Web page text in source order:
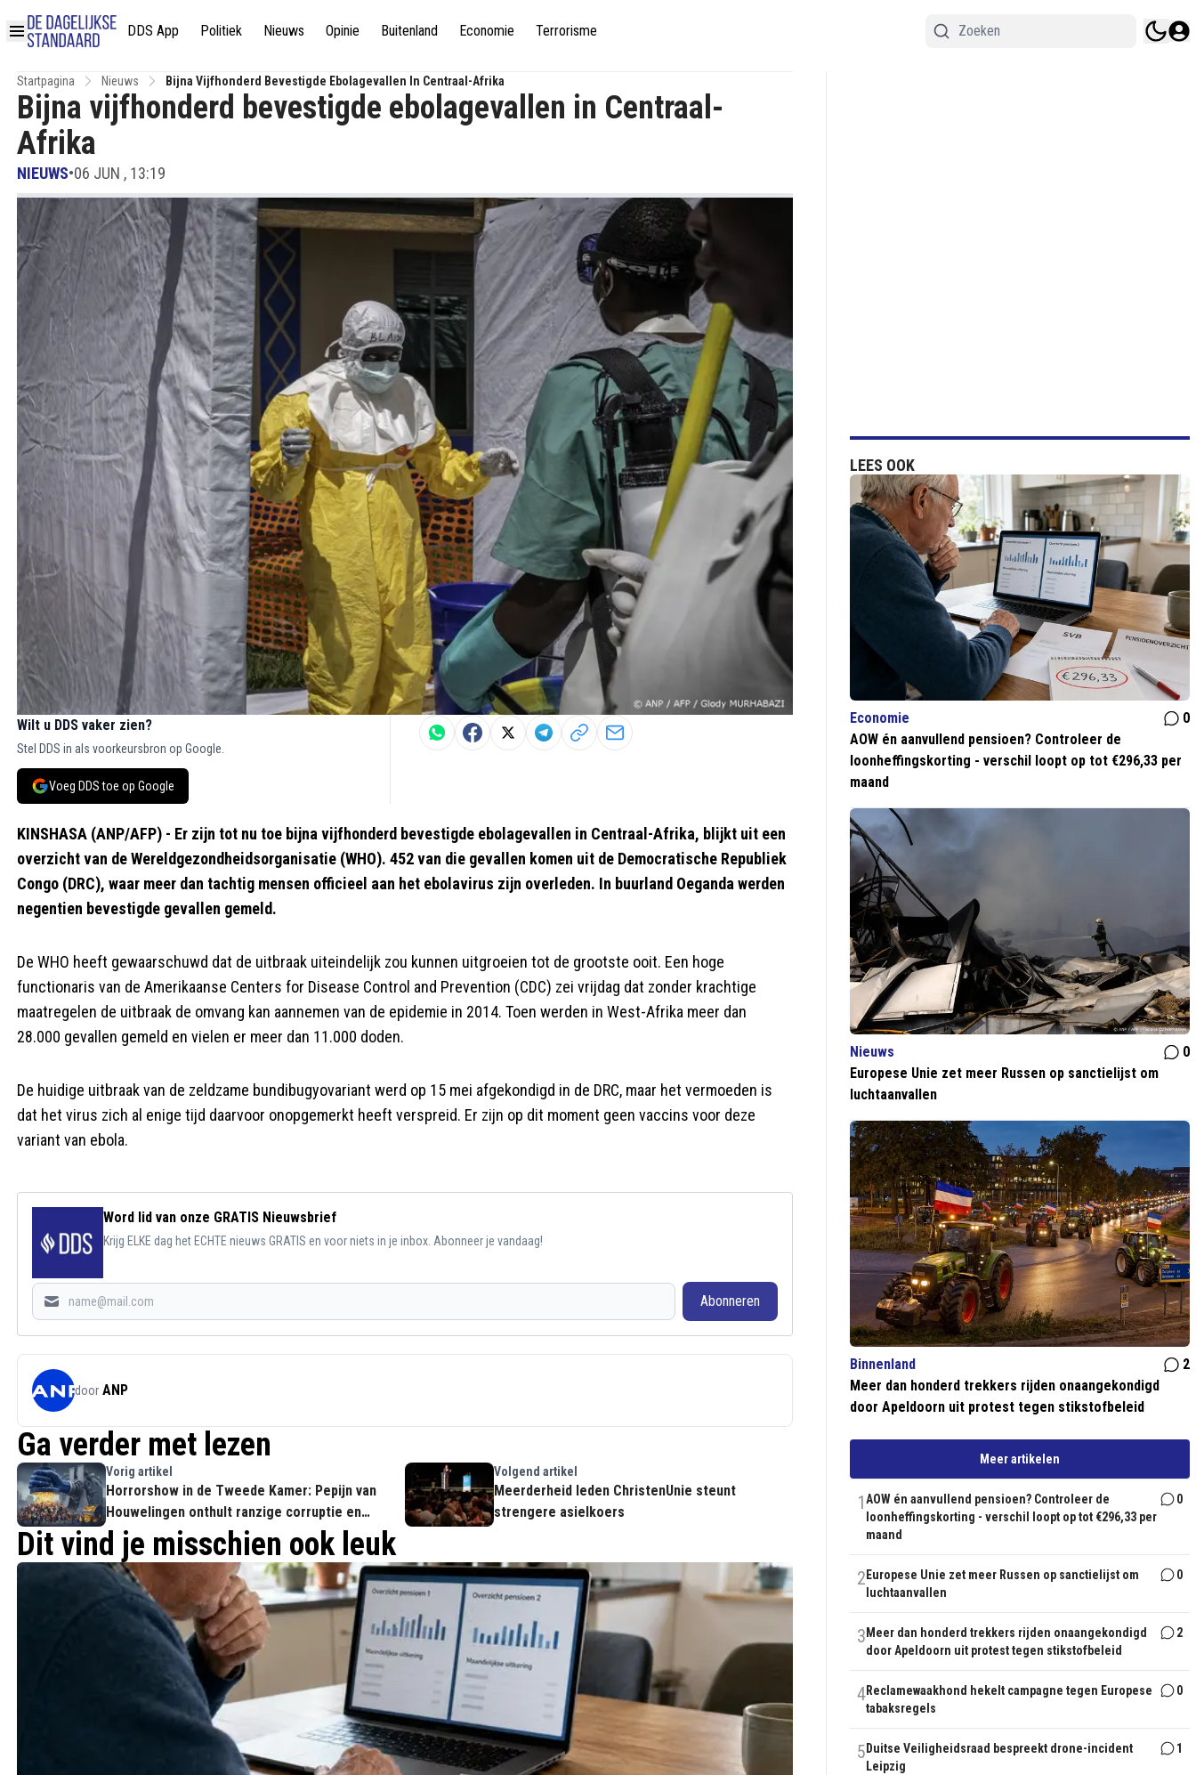
DDS App Politiek Nieuws Opinie Buitenland Economie Terrorisme
Startpagina Nieuws Bijna Vijfhonderd Bevestigde Ebolagevallen In Centraal-Afrika
Bijna vijfhonderd bevestigde ebolagevallen in Centraal-
Afrika
NIEUWS•06 JUN , 13:19
Wilt u DDS vaker zien?
Stel DDS in als voorkeursbron op Google.
Voeg DDS toe op Google
KINSHASA (ANP/AFP) - Er zijn tot nu toe bijna vijfhonderd bevestigde ebolagevallen in Centraal-Afrika, blijkt uit een
overzicht van de Wereldgezondheidsorganisatie (WHO). 452 van die gevallen komen uit de Democratische Republiek
Congo (DRC), waar meer dan tachtig mensen officieel aan het ebolavirus zijn overleden. In buurland Oeganda werden
negentien bevestigde gevallen gemeld.
De WHO heeft gewaarschuwd dat de uitbraak uiteindelijk zou kunnen uitgroeien tot de grootste ooit. Een hoge
functionaris van de Amerikaanse Centers for Disease Control and Prevention (CDC) zei vrijdag dat zonder krachtige
maatregelen de uitbraak de omvang kan aannemen van de epidemie in 2014. Toen werden in West-Afrika meer dan
28.000 gevallen gemeld en vielen er meer dan 11.000 doden.
De huidige uitbraak van de zeldzame bundibugyovariant werd op 15 mei afgekondigd in de DRC, maar het vermoeden is
dat het virus zich al enige tijd daarvoor onopgemerkt heeft verspreid. Er zijn op dit moment geen vaccins voor deze
variant van ebola.
Word lid van onze GRATIS Nieuwsbrief
Krijg ELKE dag het ECHTE nieuws GRATIS en voor niets in je inbox. Abonneer je vandaag!
Abonneren
door ANP
Ga verder met lezen
Vorig artikel
Horrorshow in de Tweede Kamer: Pepijn van
Houwelingen onthult ranzige corruptie en
chantage met EU-geld
Volgend artikel
Meerderheid leden ChristenUnie steunt
strengere asielkoers
Dit vind je misschien ook leuk
LEES OOK
Economie
0
AOW én aanvullend pensioen? Controleer de
loonheffingskorting - verschil loopt op tot €296,33 per
maand
Nieuws
0
Europese Unie zet meer Russen op sanctielijst om
luchtaanvallen
Binnenland
2
Meer dan honderd trekkers rijden onaangekondigd
door Apeldoorn uit protest tegen stikstofbeleid
Meer artikelen
1AOW én aanvullend pensioen? Controleer de
loonheffingskorting - verschil loopt op tot €296,33 per
maand
0
2 Europese Unie zet meer Russen op sanctielijst om
luchtaanvallen
0
3 Meer dan honderd trekkers rijden onaangekondigd
door Apeldoorn uit protest tegen stikstofbeleid
2
4Reclamewaakhond hekelt campagne tegen Europese
tabaksregels
0
5 Duitse Veiligheidsraad bespreekt drone-incident
Leipzig
1